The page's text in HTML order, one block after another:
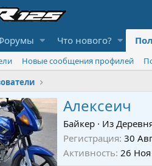
Что нового?
Новые сообщения профилей
Алексеич
Байкер · Из
Регистрация 30
Активность 26 Ноя